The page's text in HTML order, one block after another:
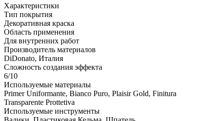
Характеристики
Тип покрытия
Декоративная краска
Область применения
Для внутренних работ
Производитель материалов
DiDonato, Италия
Сложность создания эффекта
6/10
Используемые материалы
Primer Uniformante, Bianco Puro, Plaisir Gold, Finitura
Transparente Prottetiva
Используемые инструменты